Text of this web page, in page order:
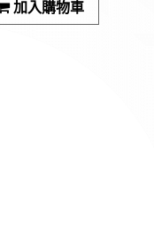
加入購物車